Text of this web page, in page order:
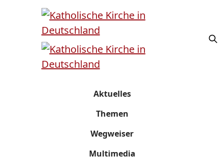
Aktuelles
Themen
Wegweiser
Multimedia